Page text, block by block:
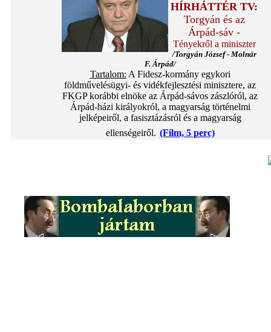
HÍRHÁTTÉR TV:
Torgyán és az
Árpád-sáv -
Tényekről a miniszter
/Torgyán József - Molnár
F. Árpád/
Tartalom: A Fidesz-kormány egykori
földművelésügyi- és vidékfejlesztési minisztere, az
FKGP korábbi elnöke az Árpád-sávos zászlóról, az
Árpád-házi királyokról, a magyarság történelmi
jelképeiről, a fasisztázásról és a magyarság
ellenségeiről. (Film, 5 perc)